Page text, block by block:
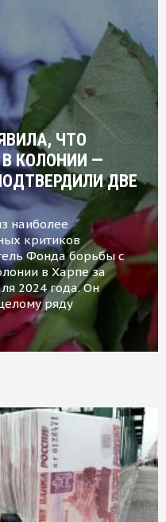
ЧТО
КОЛОНИИ —
ДВЕ
наиболее
критиков
Фонда борьбы с
в Харпе за
2024 года. Он
ряду